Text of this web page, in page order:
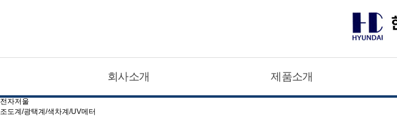
회사소개 제품소개
전자저울
조도계/광택계/색차계/UV메터